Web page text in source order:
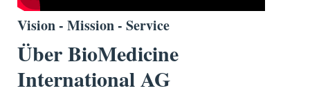
Vision - Mission - Service
Über BioMedicine
International AG